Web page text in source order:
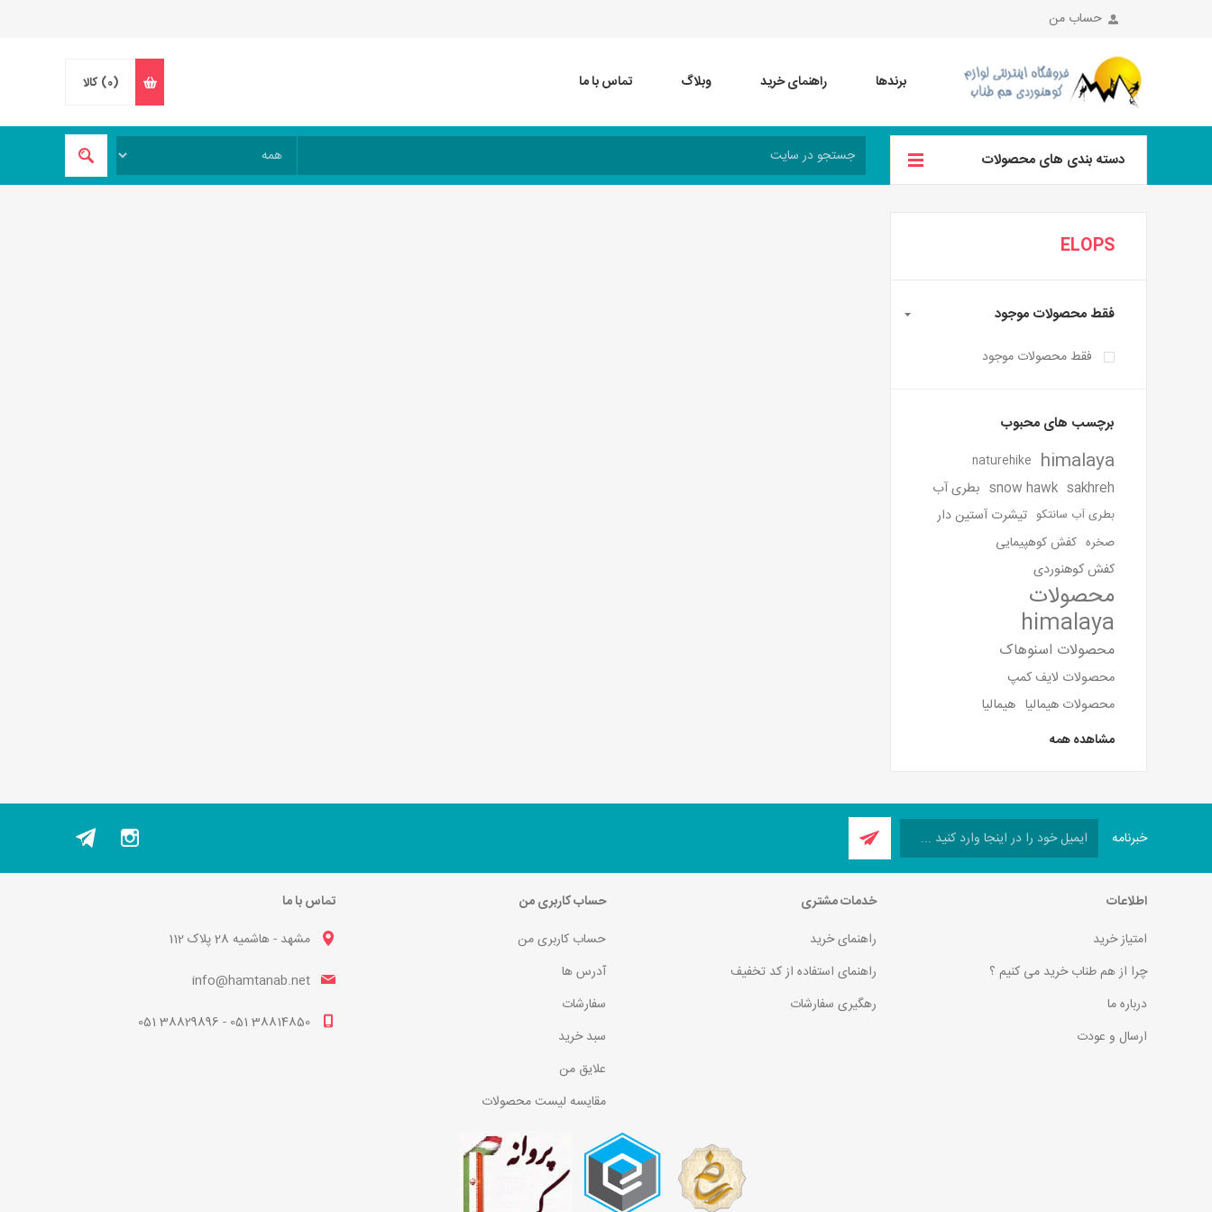
حساب من
برندها راهنمای خرید وبلاگ تماس با ما (0) کالا
دسته بندی های محصولات
ELOPS
فقط محصولات موجود
فقط محصولات موجود
برچسب های محبوب
himalaya
naturehike
sakhreh
snow hawk بطری آب
بطری آب سانتکو تیشرت آستین دار
صخره کفش کوهپیمایی
کفش کوهنوردی
محصولات
himalaya
محصولات اسنوهاک
محصولات لایف کمپ
محصولات هیمالیا هیمالیا
مشاهده همه
خبرنامه
اطلاعات
امتیاز خرید
چرا از هم طناب خرید می کنیم ؟
درباره ما
ارسال و عودت
خدمات مشتری
راهنمای خرید
راهنمای استفاده از کد تخفیف
رهگیری سفارشات
حساب کاربری من
حساب کاربری من
آدرس ها
سفارشات
سبد خرید
علایق من
مقایسه لیست محصولات
تماس با ما
مشهد - هاشمیه 28 پلاک 112
info@hamtanab.net
38814850 051 - 38829896 051